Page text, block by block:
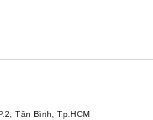
Tân Bình, Tp.HCM